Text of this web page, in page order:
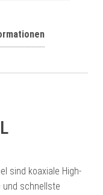
sind koaxiale High-
und schnellste